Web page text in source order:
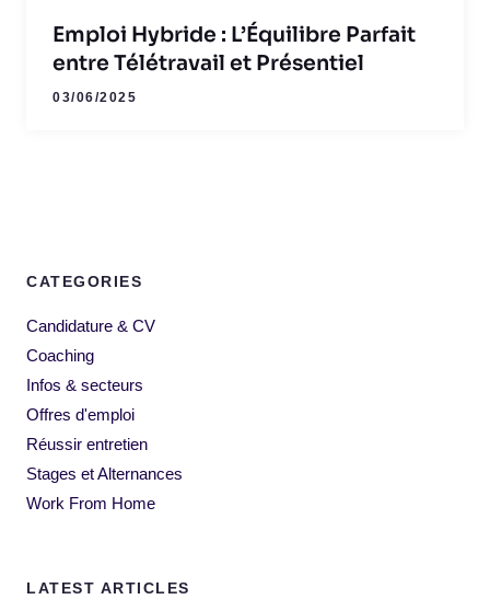
Emploi Hybride : L’Équilibre Parfait
entre Télétravail et Présentiel
03/06/2025
CATEGORIES
Candidature & CV
Coaching
Infos & secteurs
Offres d'emploi
Réussir entretien
Stages et Alternances
Work From Home
LATEST ARTICLES